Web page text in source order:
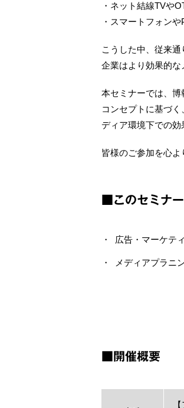
・ネット結線TVや
・スマートフォン
こうした中、従来
企業はより効果的な
本セミナーでは、
コンセプトに基づ
ディア環境下での
皆様のご参加を心よ
■このセミナ
広告・マーケテ
メディアプラニ
■開催概要